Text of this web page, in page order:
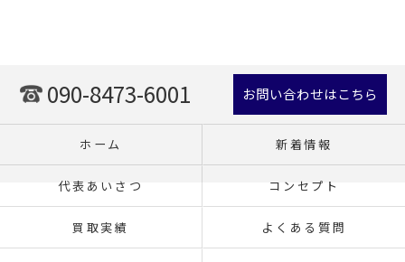
090-8473-6001 お問い合わせはこちら
ホーム 新着情報
代表あいさつ コンセプト
買取実績 よくある質問